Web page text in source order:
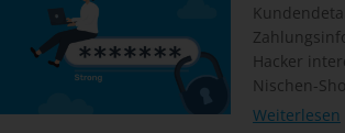
Hacker
Nischen-
Weiterlesen